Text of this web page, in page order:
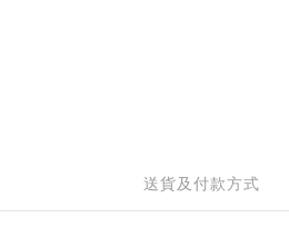
送貨及付款方式